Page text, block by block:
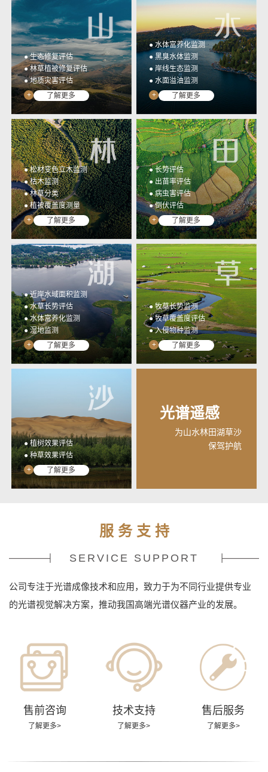
光谱数据展示平台
YUSENSEVIEWER
● 生态修复评估
● 林草植被修复评估
● 地质灾害评估
+
了解更多
● 水体富养化监测
● 黑臭水体监测
● 岸线生态监测
● 水面溢油监测
+
了解更多
● 松材变色立木监测
● 枯木监测
● 林草分类
● 植被覆盖度测量
+
了解更多
● 长势评估
● 出苗率评估
● 病虫害评估
● 倒伏评估
+
了解更多
● 近岸水域面积监测
● 水草长势评估
● 水体富养化监测
● 湿地监测
+
了解更多
● 牧草长势监测
● 牧草覆盖度评估
● 入侵物种监测
+
了解更多
● 植树效果评估
● 种草效果评估
+
了解更多
光谱遥感
为山水林田湖草沙
保驾护航
服 务 支 持
SERVICE SUPPORT
公司专注于光谱成像技术和应用，致力于为不同行业提供专业
的光谱视觉解决方案，推动我国高端光谱仪器产业的发展。
售前咨询
了解更多>
技术支持
了解更多>
售后服务
了解更多>